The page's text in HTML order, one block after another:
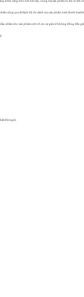
cũng quyết định độ ổn định của sản phẩm. kích thước
sẽ làm cho sản phầm nứt vỡ, do sự giã nở không đồng đều
đột ngột.